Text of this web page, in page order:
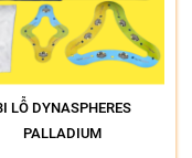
LỖ DYNASPHERES
PALLADIUM